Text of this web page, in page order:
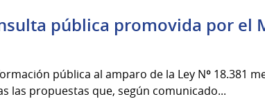
pública promovida por el
pública al amparo de la Ley Nº 18.381
las propuestas que, según comunicado...